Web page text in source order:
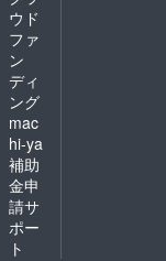
ウド
ファ
ン
ディ
ング
mac
hi-ya
補助
金申
請サ
ポー
ト